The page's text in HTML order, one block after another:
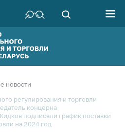
новости
регулирования и торговли
концерна
подписали график поставки
на 2024 год